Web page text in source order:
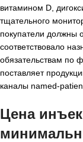
витамином D,
тщательного
покупатели должны
соответствовало
обязательствам по
поставляет
каналы named-
Цена